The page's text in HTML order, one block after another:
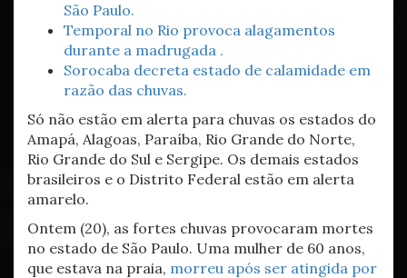
São Paulo.
Temporal no Rio provoca alagamentos
durante a madrugada .
Sorocaba decreta estado de calamidade em
razão das chuvas.
Só não estão em alerta para chuvas os estados do
Amapá, Alagoas, Paraíba, Rio Grande do Norte,
Rio Grande do Sul e Sergipe. Os demais estados
brasileiros e o Distrito Federal estão em alerta
amarelo.
Ontem (20), as fortes chuvas provocaram mortes
no estado de São Paulo. Uma mulher de 60 anos,
que estava na praia, morreu após ser atingida por